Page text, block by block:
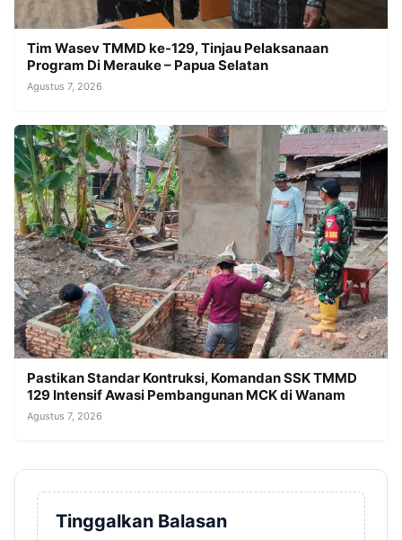
Tim Wasev TMMD ke-129, Tinjau Pelaksanaan
Program Di Merauke – Papua Selatan
Agustus 7, 2026
Pastikan Standar Kontruksi, Komandan SSK TMMD
129 Intensif Awasi Pembangunan MCK di Wanam
Agustus 7, 2026
Tinggalkan Balasan